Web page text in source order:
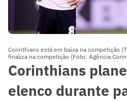
Corinthians está em baixa na competição
finaliza na competição (Foto: Agência
Corinthians
elenco durante